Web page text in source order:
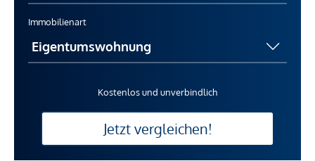
Immobilienart
Kostenlos und unverbindlich
Jetzt vergleichen!